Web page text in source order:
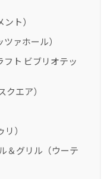
ト）
ァホール）
フト ビブリオテッ
エア）
）
＆グリル（ウーテ